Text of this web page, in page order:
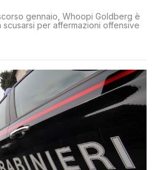
gennaio, Whoopi Goldberg è
scusarsi per affermazioni offensive